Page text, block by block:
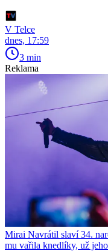
V Telce
dnes, 17:59
3 min
Reklama
Mirai Navrátil slaví 34.
mu vařila knedlíky, už